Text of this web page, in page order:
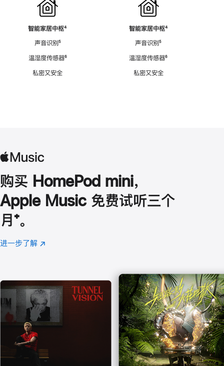
智能家居中枢脚
⁴
声音识别脚
⁵
温湿度传感器脚
⁶
私密又安全
智能家居中枢脚
⁴
声音识别脚
⁵
温湿度传感器脚
⁶
私密又安全
购买 HomePod mini，
Apple Music 免费试听三个
月 脚
注
⁺。
进一步了解 Apple
(在
口
中
打
开)